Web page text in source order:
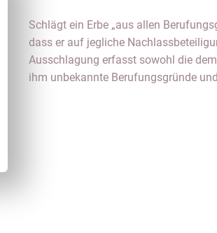
Schlägt ein Erbe „aus allen
dass er auf jegliche
Ausschlagung erfasst sowohl die
ihm unbekannte Berufungsgründe